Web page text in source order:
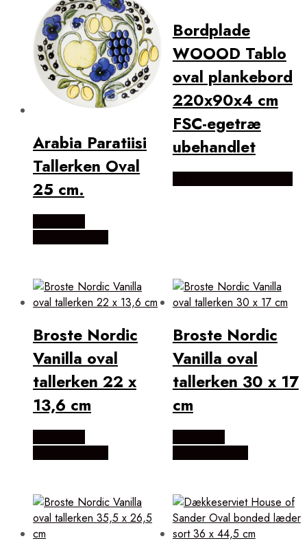
Arabia Paratiisi
Tallerken Oval
25 cm.
Bordplade
WOOOD Tablo
oval plankebord
220x90x4 cm
FSC-egetræ
ubehandlet
Broste Nordic
Vanilla oval
tallerken 22 x
13,6 cm
Broste Nordic
Vanilla oval
tallerken 30 x 17
cm